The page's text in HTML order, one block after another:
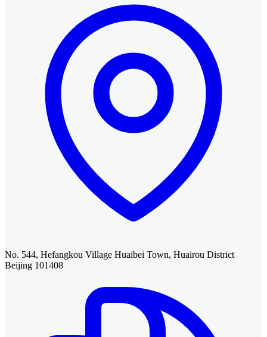
No. 544, Hefangkou Village Huaibei Town, Huairou District
Beijing 101408